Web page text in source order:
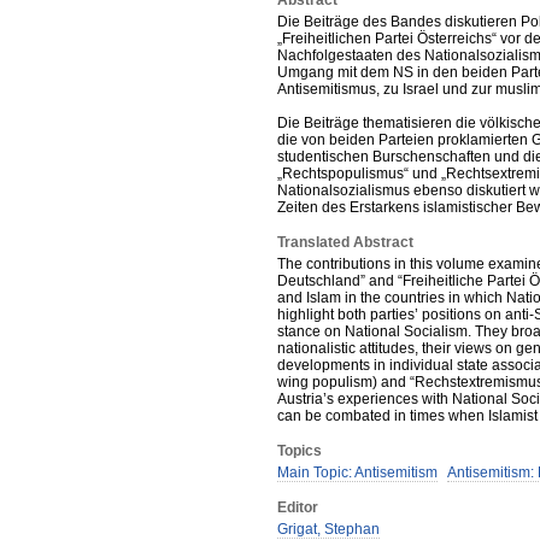
Die Beiträge des Bandes diskutieren
„Freiheitlichen Partei Österreichs“ vor
Nachfolgestaaten des
Umgang mit dem NS in den beiden
Antisemitismus, zu Israel und zur
Die Beiträge thematisieren die
die von beiden Parteien proklamierten
studentischen Burschenschaften und
„Rechtspopulismus“ und
Nationalsozialismus ebenso diskutiert
Zeiten des Erstarkens islamistischer
Translated Abstract
The contributions in this volume
Deutschland” and “Freiheitliche Partei
and Islam in the countries in which
highlight both parties’ positions on
stance on National Socialism. They
nationalistic attitudes, their views on
developments in individual state
wing populism) and
Austria’s experiences with National
can be combated in times when
Topics
Main Topic: Antisemitism Antisemitism:
Editor
Grigat, Stephan